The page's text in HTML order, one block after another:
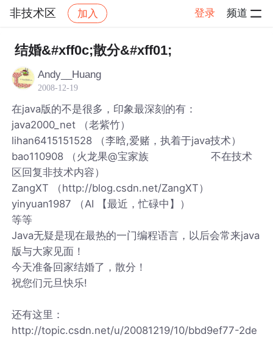
非技术区 加入 登录 频道
社区 非技术区 帖子详情
结婚&#xff0c;散分&#xff01;
Andy__Huang
2008-12-19
在java版的不是很多，印象最深刻的有：
java2000_net （老紫竹）
lihan6415151528 （李晗,爱赌，执着于java技术）
bao110908 （火龙果@宝家族 不在技术
区回复非技术内容）
ZangXT （http://blog.csdn.net/ZangXT）
yinyuan1987 （AI 【最近，忙碌中】）
等等
Java无疑是现在最热的一门编程语言，以后会常来java
版与大家见面！
今天准备回家结婚了，散分！
祝您们元旦快乐!
还有这里：
http://topic.csdn.net/u/20081219/10/bbd9ef77-2de